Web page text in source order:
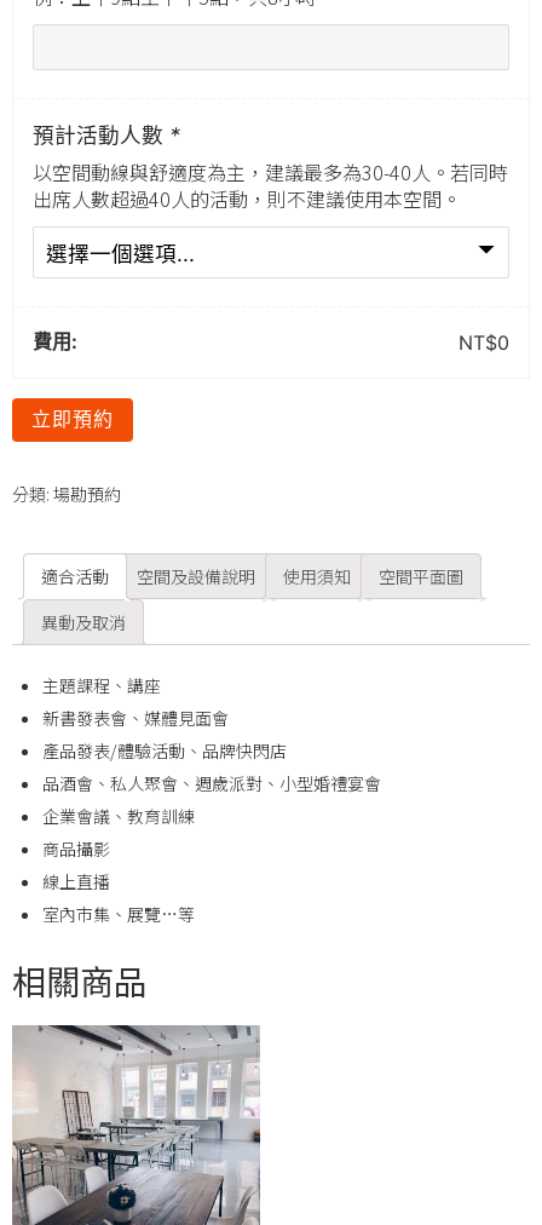
預計活動人數 *
以空間動線與舒適度為主，建議最多為30-40人。若同時
出席人數超過40人的活動，則不建議使用本空間。
費用: NT$0
立即預約
分類: 場勘預約
適合活動 空間及設備說明 使用須知
空間平面圖
異動及取消
主題課程、講座
新書發表會、媒體見面會
產品發表/體驗活動、品牌快閃店
品酒會、私人聚會、週歲派對、小型婚禮宴會
企業會議、教育訓練
商品攝影
線上直播
室內市集、展覽…等
相關商品